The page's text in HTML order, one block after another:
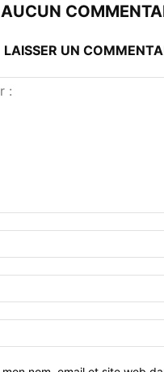
AUCUN
LAISSER UN